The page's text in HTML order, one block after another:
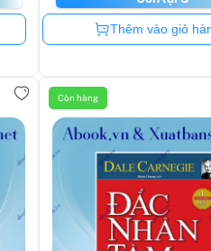
Còn hàng
Thêm vào giỏ
Còn hàng